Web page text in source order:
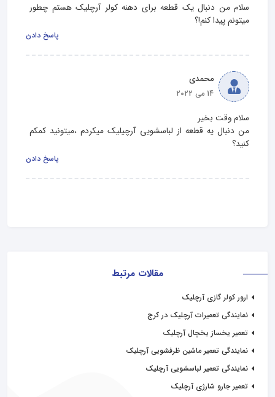
مقالات مرتبط
ارور کولر گازی آرچلیک
نمایندگی تعمیرات آرچلیک در کرج
تعمیر یخساز یخچال آرچلیک
نمایندگی تعمیر ماشین ظرفشویی آرچلیک
نمایندگی تعمیر لباسشویی آرچلیک
تعمیر جارو شارژی آرچلیک
سلام من دنبال یک قطعه برای دهنه کولر آرچلیک هستم چطور
میتونم پیدا کنم!؟
پاسخ دادن
محمدی
14 می 2022
من دنبال یه قطعه از لباسشویی آرچیلیک میکردم ،میتونید کمکم
کنید؟
پاسخ دادن